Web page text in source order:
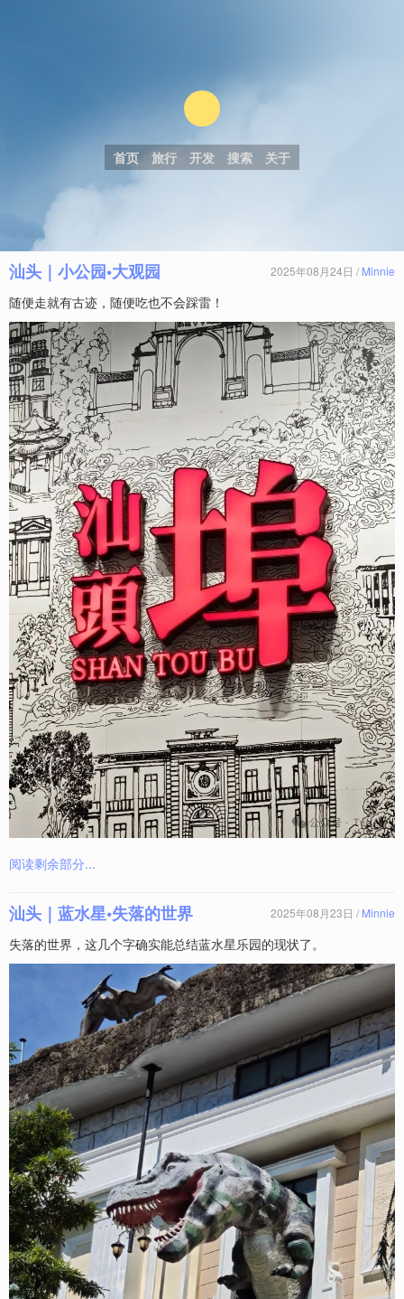
首页 旅行 开发 搜索 关于
汕头｜小公园•大观园 2025年08月24日 / Minnie
随便走就有古迹，随便吃也不会踩雷！
阅读剩余部分...
汕头｜蓝水星•失落的世界 2025年08月23日 / Minnie
失落的世界，这几个字确实能总结蓝水星乐园的现状了。